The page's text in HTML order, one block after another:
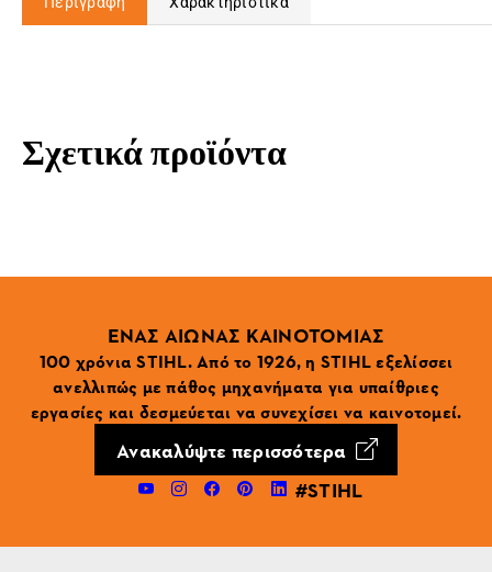
Σχετικά προϊόντα
ΕΝΑΣ ΑΙΩΝΑΣ ΚΑΙΝΟΤΟΜΙΑΣ
100 χρόνια STIHL. Από το 1926, η STIHL εξελίσσει
ανελλιπώς με πάθος μηχανήματα για υπαίθριες
εργασίες και δεσμεύεται να συνεχίσει να καινοτομεί.
Ανακαλύψτε περισσότερα
#STIHL